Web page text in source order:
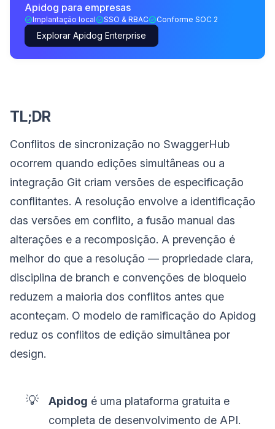
Apidog para empresas
Implantação local SSO & RBAC Conforme SOC 2
Explorar Apidog Enterprise
TL;DR
Conflitos de sincronização no SwaggerHub
ocorrem quando edições simultâneas ou a
integração Git criam versões de especificação
conflitantes. A resolução envolve a identificação
das versões em conflito, a fusão manual das
alterações e a recomposição. A prevenção é
melhor do que a resolução — propriedade clara,
disciplina de branch e convenções de bloqueio
reduzem a maioria dos conflitos antes que
aconteçam. O modelo de ramificação do Apidog
reduz os conflitos de edição simultânea por
design.
💡 Apidog é uma plataforma gratuita e
completa de desenvolvimento de API.